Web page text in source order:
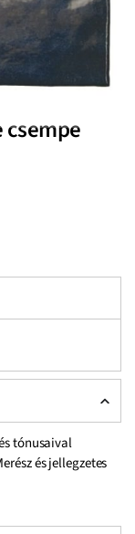
tónusaival
és jellegzetes